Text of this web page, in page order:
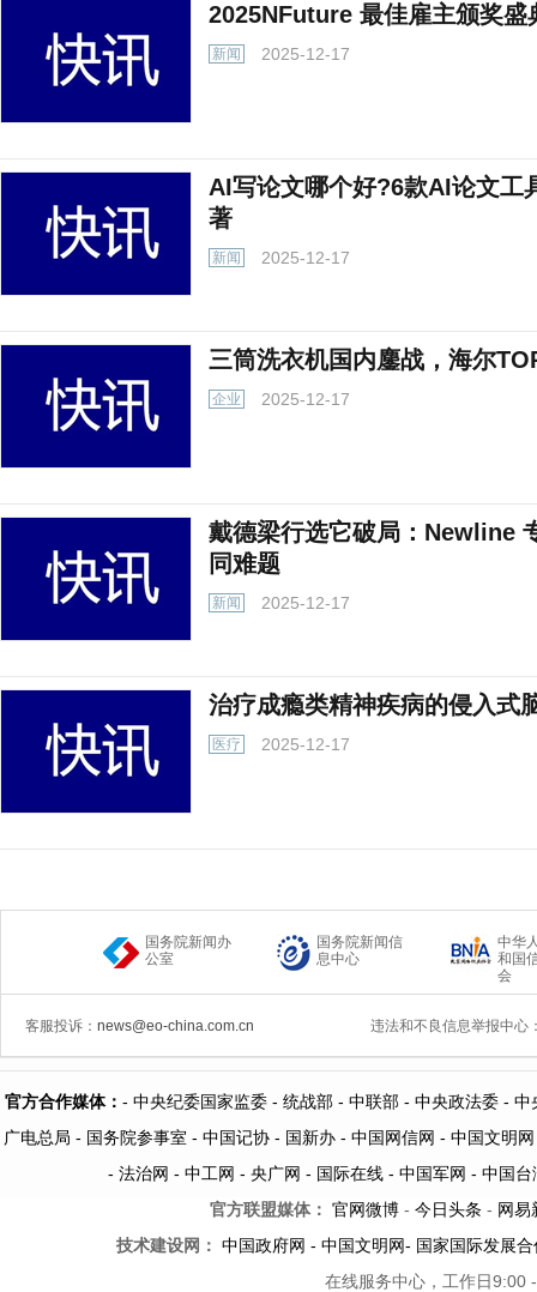
2025NFuture 最佳雇主颁奖盛
新闻 2025-12-17
AI写论文哪个好?6款AI论文工
著
新闻 2025-12-17
三筒洗衣机国内鏖战，海尔
企业 2025-12-17
戴德梁行选它破局：Newline
同难题
新闻 2025-12-17
治疗成瘾类精神疾病的侵入式
医疗 2025-12-17
国务院新闻办
公室
国务院新闻信
息中心
中华
和国
会
客服投诉： news@eo-china.com.cn 违法和不良信息举报中心
官方合作媒体： - 中央纪委国家监委 - 统战部 - 中联部- 中央政法委 - 中
广电总局 - 国务院参事室 - 中国记协 - 国新办 - 中国网信网 - 中国文明网
- 法治网 - 中工网 - 央广网 - 国际在线- 中国军网 - 中国台
官方联盟媒体： 官网微博- 今日头条 - 网易
技术建设网： 中国政府网 - 中国文明网- 国家国际发展
在线服务中心，工作日